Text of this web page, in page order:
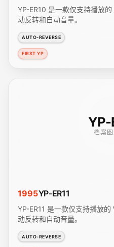
YP-ER10 是一款仅支持播放
动反转和自动音量。
AUTO-REVERSE
FIRST YP
YP-
档案
1995YP-ER11
YP-ER11 是一款仅支持播放
动反转和自动音量。
AUTO-REVERSE